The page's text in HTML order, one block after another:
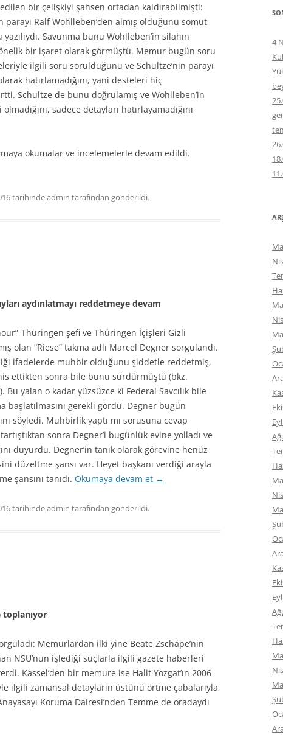
bir çelişkiyi şahsen ortadan kaldırabilmişti:
Ralf Wohlleben’den almış olduğunu somut
Savunma bunu Wohlleben’in silahın
bir işaret olarak görmüştü. Memur bugün soru
ilgili soru sorulduğunu ve Schultze’nin parayı
hatırlamadığını, yani desteleri hiç
Schultze de bunu doğrulamış ve Wohlleben’in
sadece detayları hatırlayamadığını
okumalar ve incelemelerle devam edildi.
tarihindeadmin tarafından gönderildi.
aydınlatmayı reddetmeye devam
Thüringen şefi ve Thüringen İçişleri Gizli
olan “Riese” takma adlı Marcel Degner sorgulandı.
ifadelerde muhbir olduğunu şiddetle reddetmiş,
ettikten sonra bile bunu sürdürmüştü (bkz.
yalan o kadar yüzsüzce ki Federal Savcılık bile
gerekli gördü. Degner bugün
söyledi. Muhbirlik yaptı mı sorusuna cevap
sonra Degner’i bugünlük evine yolladı ve
duyurdu. Degner’in tanık olarak görevine henüz
düzeltme şansı var. Heyet başkanı verdiği arayla
şansını tanıdı. Okumaya devam et →
tarihindeadmin tarafından gönderildi.
toplanıyor
Memurlardan ilki yine Beate Zschäpe’nin
NSU’nun işlediği suçlarla ilgili gazete haberleri
Kassel’den bir memure ise Halit Yozgat’ın 2006
ilgili zamansal detayların üstünü örtme çabalarıyla
Koruma Dairesi’nden Temme de oradaydı
4